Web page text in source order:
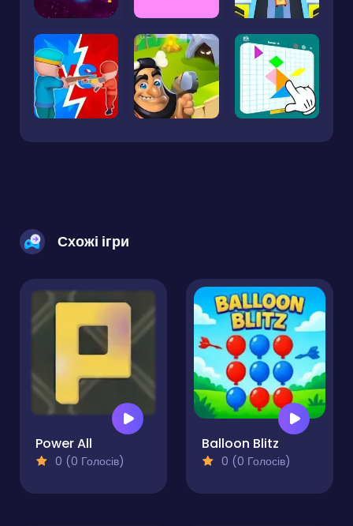
Схожі ігри
Power All
0 (0 Голосів)
Balloon Blitz
0 (0 Голосів)